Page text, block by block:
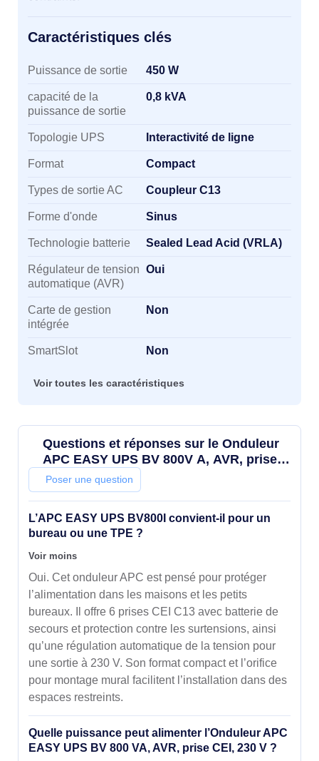
Caractéristiques clés
Caractéristiques clés
Puissance de sortie 450 W
capacité de la
puissance de sortie
0,8 kVA
Topologie UPS Interactivité de ligne
Format Compact
Types de sortie AC Coupleur C13
Forme d'onde Sinus
Technologie batterie Sealed Lead Acid (VRLA)
Régulateur de tension
automatique (AVR)
Oui
Carte de gestion
intégrée
Non
SmartSlot Non
Voir toutes les caractéristiques
Questions et réponses sur le Onduleur
APC EASY UPS BV 800V A, AVR, prise
CEI, 230 V
Poser une question
L’APC EASY UPS BV800I convient-il pour un
bureau ou une TPE ?
Voir moins
Oui. Cet onduleur APC est pensé pour protéger
l’alimentation dans les maisons et les petits
bureaux. Il offre 6 prises CEI C13 avec batterie de
secours et protection contre les surtensions, ainsi
qu’une régulation automatique de la tension pour
une sortie à 230 V. Son format compact et l’orifice
pour montage mural facilitent l’installation dans des
espaces restreints.
Quelle puissance peut alimenter l’Onduleur APC
EASY UPS BV 800 VA, AVR, prise CEI, 230 V ?